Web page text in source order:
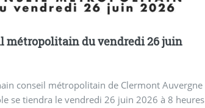
métropolitain du vendredi 26 juin
conseil métropolitain de Clermont Auvergne
se tiendra le vendredi 26 juin 2026 à 8 heures